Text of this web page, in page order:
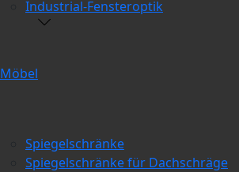
Industrial-Fensteroptik
Möbel
Spiegelschränke
Spiegelschränke für Dachschräge